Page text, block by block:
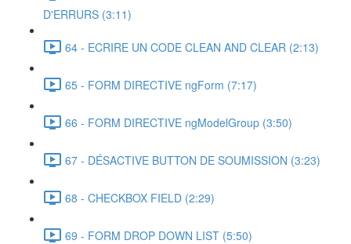
D'ERRURS (3:11)
64 - ECRIRE UN CODE CLEAN AND CLEAR (2:13)
65 - FORM DIRECTIVE ngForm (7:17)
66 - FORM DIRECTIVE ngModelGroup (3:50)
67 - DÉSACTIVE BUTTON DE SOUMISSION (3:23)
68 - CHECKBOX FIELD (2:29)
69 - FORM DROP DOWN LIST (5:50)